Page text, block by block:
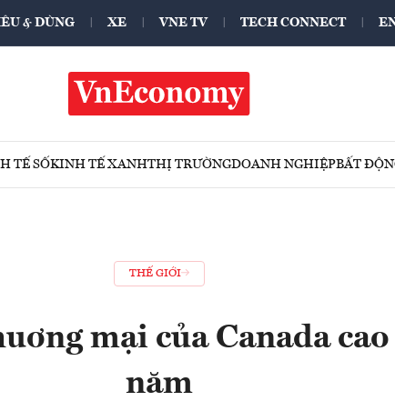
& DÙNG XE VNE TV TECH CONNECT
TẾ SỐKINH TẾ XANHTHỊ TRƯỜNGDOANH NGHIỆPBẤT
THẾ GIỚI
mại của Canada
năm